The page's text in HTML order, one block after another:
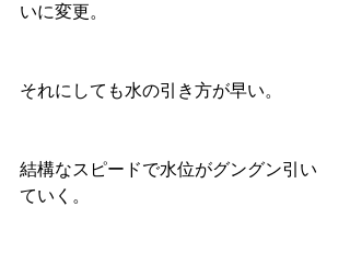
いに変更。
それにしても水の引き方が早い。
結構なスピードで水位がグングン引い
ていく。